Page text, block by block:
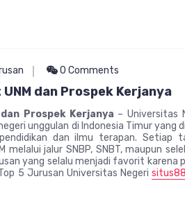
0 Comments
dan Prospek Kerjanya
Prospek Kerjanya – Universitas
unggulan di Indonesia Timur yang
dan ilmu terapan. Setiap
jalur SNBP, SNBT, maupun
yang selalu menjadi favorit karena
5 Jurusan Universitas Negeri